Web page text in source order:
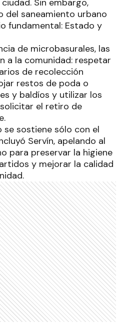
Ambiental
son parte
que recorre los
Sin embargo,
del saneamiento urbano
fundamental: Estado y
de microbasurales, las
la comunidad: respetar
de recolección
restos de poda o
y baldíos y utilizar los
el retiro de
se sostiene sólo con el
Servín, apelando al
para preservar la higiene
y mejorar la calidad